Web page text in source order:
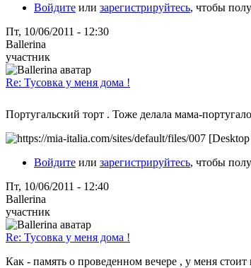
Войдите или зарегистрируйтесь, чтобы
Пт, 10/06/2011 - 12:30
Ballerina
участник
Re: Тусовка у меня дома !
Португальский торт . Тоже делала мама-
Войдите или зарегистрируйтесь, чтобы
Пт, 10/06/2011 - 12:40
Ballerina
участник
Re: Тусовка у меня дома !
Как - память о проведенном вечере , у меня стоит